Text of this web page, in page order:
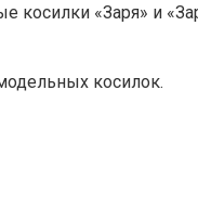
косилки «Заря» и
косилок.